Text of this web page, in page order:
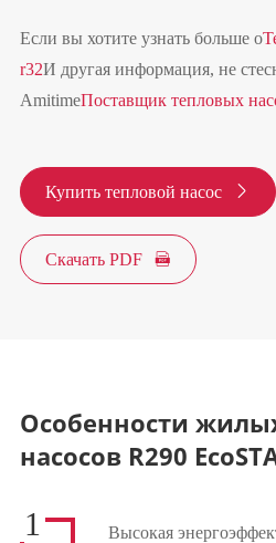
Если вы хотите узнать больше о
r32И другая информация, не
AmitimeПоставщик тепловых
Купить тепловой насос 
Скачать PDF 
Особенности
насосов R290
1
Высокая